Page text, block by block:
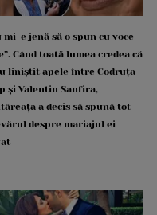
mi-e jenă să o spun cu voce
Când toată lumea credea că
liniștit apele între Codruța
și Valentin Sanfira,
a decis să spună tot
despre mariajul ei